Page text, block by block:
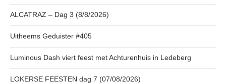
ALCATRAZ – Dag 3 (8/8/2026)
Uitheems Geduister #405
Luminous Dash viert feest met Achturenhuis in Ledeberg
LOKERSE FEESTEN dag 7 (07/08/2026)